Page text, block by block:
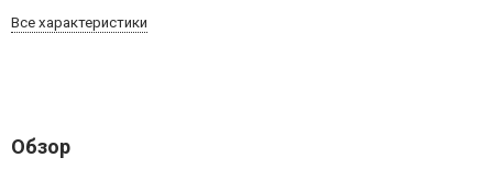
Все характеристики
Обзор